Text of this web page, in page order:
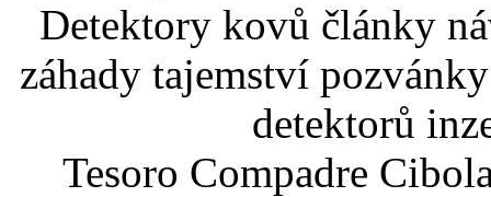
Detektory kovů články
záhady tajemství
detektorů
Tesoro Compadre